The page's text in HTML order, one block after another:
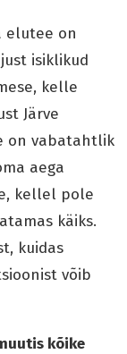
elutee on
isiklikud
kelle
Järve
on vabatahtlik
aega
kellel pole
käiks.
kuidas
võib
kõike